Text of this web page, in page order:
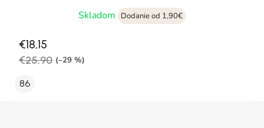
Skladom
Dodanie od 1,90€
€18,15
€25,90 (–29 %)
86